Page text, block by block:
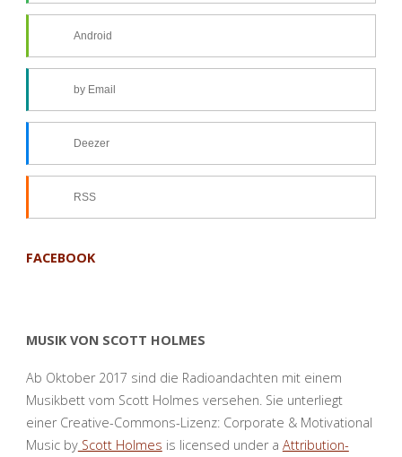
Android
by Email
Deezer
RSS
FACEBOOK
MUSIK VON SCOTT HOLMES
Ab Oktober 2017 sind die Radioandachten mit einem
Musikbett vom Scott Holmes versehen. Sie unterliegt
einer Creative-Commons-Lizenz: Corporate & Motivational
Music byScott Holmes is licensed under a Attribution-